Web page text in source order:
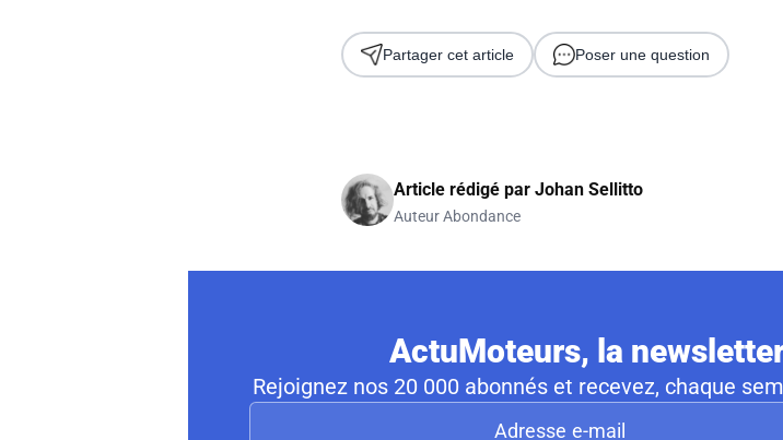
Partager cet article Poser une question
Article rédigé par Johan Sellitto
Auteur Abondance
ActuMoteurs, la
Rejoignez nos 20 000 abonnés et recevez, chaque